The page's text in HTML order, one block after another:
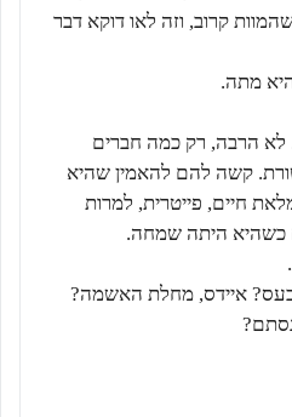
קרוב, וזה לאו דוקא דבר
מתה.
לא הרבה, רק כמה חברים
קשה להם להאמין שהיא
חיים, פייטרית, למרות
כשהיא היתה שמחה.
איידס, מחלת האשמה?